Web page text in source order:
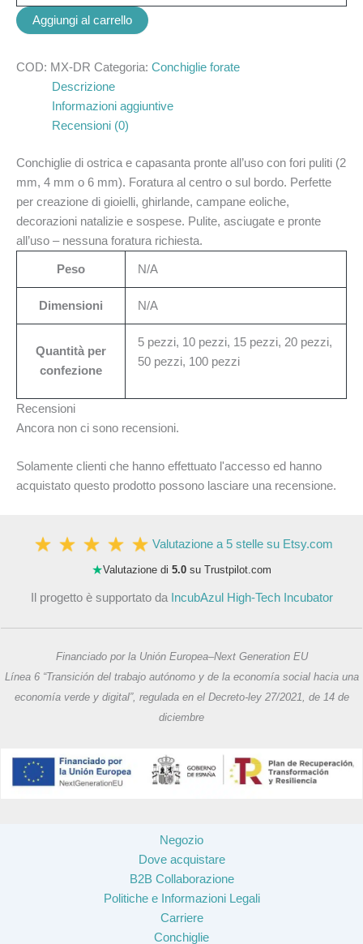
Aggiungi al carrello
COD: MX-DR Categoria: Conchiglie forate
Descrizione
Informazioni aggiuntive
Recensioni (0)
Conchiglie di ostrica e capasanta pronte all’uso con fori puliti (2
mm, 4 mm o 6 mm). Foratura al centro o sul bordo. Perfette
per creazione di gioielli, ghirlande, campane eoliche,
decorazioni natalizie e sospese. Pulite, asciugate e pronte
all’uso – nessuna foratura richiesta.
Peso N/A
Dimensioni N/A
Quantità per
confezione
5 pezzi, 10 pezzi, 15 pezzi, 20 pezzi,
50 pezzi, 100 pezzi
Recensioni
Ancora non ci sono recensioni.
Solamente clienti che hanno effettuato l'accesso ed hanno
acquistato questo prodotto possono lasciare una recensione.
Valutazione a 5 stelle su Etsy.com
★Valutazione di 5.0 su Trustpilot.com
Il progetto è supportato da IncubAzul High-Tech Incubator
Financiado por la Unión Europea–Next Generation EU
Línea 6 “Transición del trabajo autónomo y de la economía social hacia una
economía verde y digital”, regulada en el Decreto-ley 27/2021, de 14 de
diciembre
Negozio
Dove acquistare
B2B Collaborazione
Politiche e Informazioni Legali
Carriere
Conchiglie